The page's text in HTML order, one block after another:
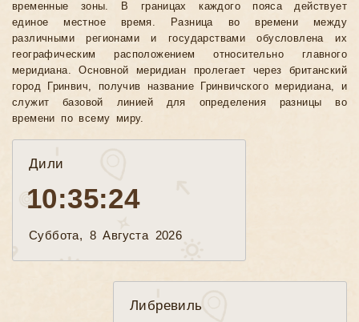
временные зоны. В границах каждого пояса действует
единое местное время. Разница во времени между
различными регионами и государствами обусловлена их
географическим расположением относительно главного
меридиана. Основной меридиан пролегает через британский
город Гринвич, получив название Гринвичского меридиана, и
служит базовой линией для определения разницы во
времени по всему миру.
Дили
10:35:26
Суббота, 8 Августа 2026
Либревиль